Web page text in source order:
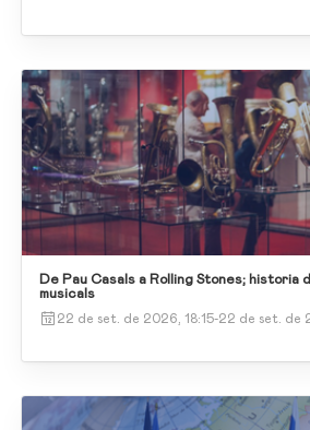
De Pau Casals a Rolling Stones; historia
musicals
22 de set. de 2026, 18:15-22 de set. de